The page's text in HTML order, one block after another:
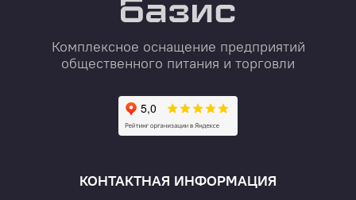
Комплексное оснащение предприятий
общественного питания и торговли
КОНТАКТНАЯ ИНФОРМАЦИЯ